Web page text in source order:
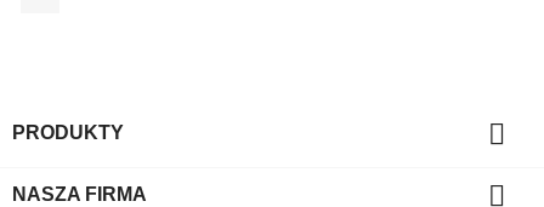
PRODUKTY 
NASZA FIRMA 